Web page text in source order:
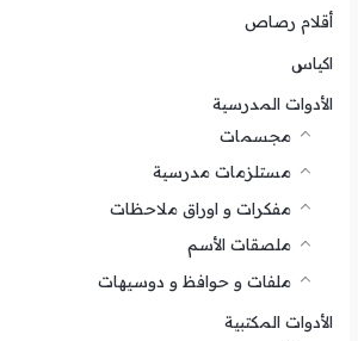
أقلام رصاص
اكياس
الأدوات المدرسية
مجسمات
مستلزمات مدرسية
مفكرات و اوراق ملاحظات
ملصقات الأسم
ملفات و حوافظ و دوسيهات
الأدوات المكتبية